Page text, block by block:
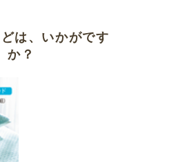
は、いかがです
か？